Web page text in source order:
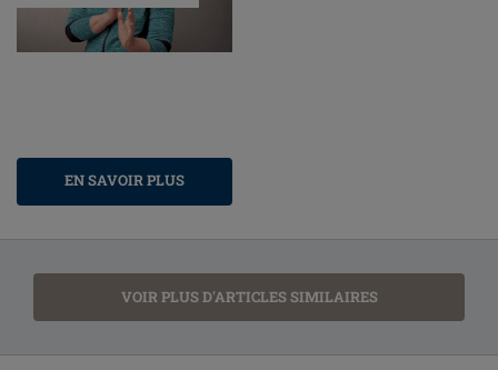
EN SAVOIR PLUS
VOIR PLUS D'ARTICLES SIMILAIRES